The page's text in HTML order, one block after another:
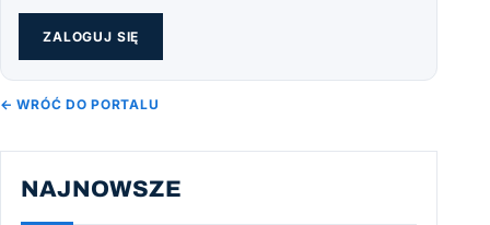
ZALOGUJ SIĘ
← WRÓĆ DO PORTALU
NAJNOWSZE